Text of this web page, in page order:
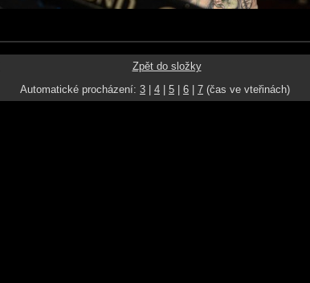
Zpět do složky
Automatické procházení: 3 4 5 6 7 (čas ve vteřinách)